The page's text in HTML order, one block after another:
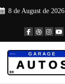
8 de August de 2026